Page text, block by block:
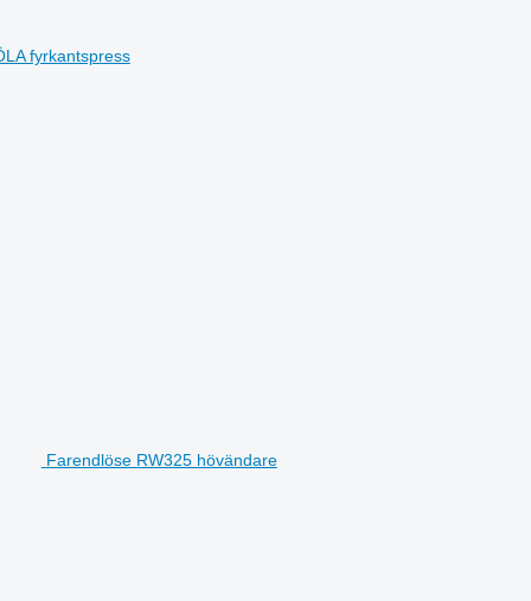
fyrkantspress
Farendlöse RW325 hövändare